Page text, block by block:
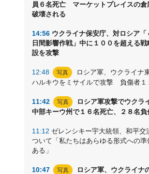
員６名死亡 マーケットプレイスの倉
破壊される
14:56 ウクライナ保安庁、対ロシア「
日間影響作戦」中に１００を超える戦
設を攻撃
12:48 写真
ロシア軍、ウクライナ
ハルキウをミサイルで攻撃 負傷者１
11:42 写真
ロシア軍攻撃でウクラ
中部キーウ州で１６名死亡、２８名負
11:12 ゼレンシキー宇大統領、和平交
ついて「私たちはあらゆる形式への準
ある」
10:47 写真
ロシア軍、ウクライナ